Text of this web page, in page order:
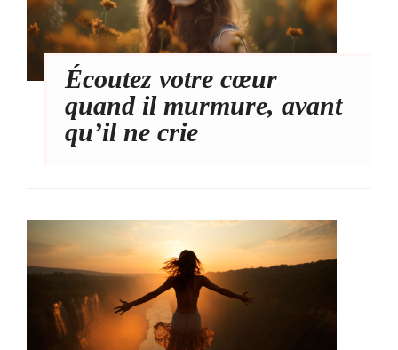
Écoutez votre cœur
quand il murmure, avant
qu’il ne crie